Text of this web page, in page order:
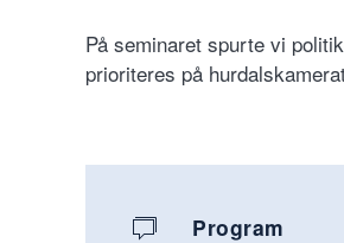
På seminaret spurte vi
prioriteres på
Program